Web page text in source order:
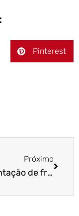
Pinterest
Próximo
Apresentação de franquia Cão Cidadão chega em SP e Sorocaba